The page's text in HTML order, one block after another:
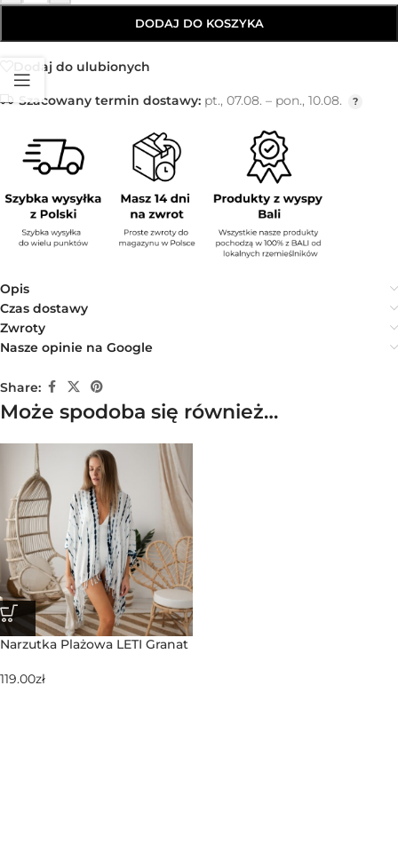
DODAJ DO KOSZYKA
Dodaj do ulubionych
Szacowany termin dostawy: pt., 07.08. – pon., 10.08.
Opis
Czas dostawy
Zwroty
Nasze opinie na Google
Share:
Może spodoba się również…
Narzutka Plażowa LETI Granat
119.00zł